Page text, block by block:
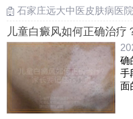
石家庄远大中医皮肤病医
儿童白癜风如何正确治疗
确
手
面